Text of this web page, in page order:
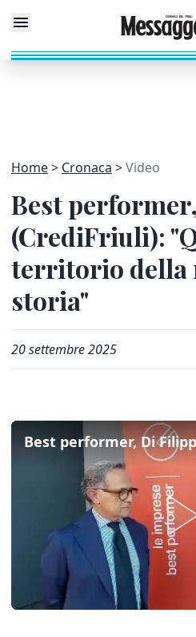
Home Cronaca Video
Best
(CrediFriuli):
territorio della
storia"
20 settembre 2025